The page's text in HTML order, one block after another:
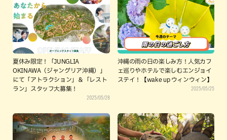
夏休み限定！「JUNGLIA
OKINAWA（ジャングリア沖縄）」
にて「アトラクション」＆「レスト
ラン」スタッフ大募集！
2025/05/28
沖縄の雨の日の楽しみ方！人気カフ
ェ巡りやホテルで楽しむエンジョイ
ステイ！【wake up ウィンウィン】
2025/05/25